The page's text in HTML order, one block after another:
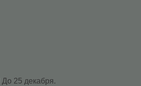
До 25 декабря.